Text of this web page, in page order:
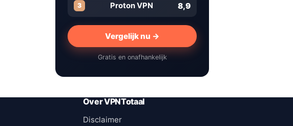
3 Proton VPN 8,9
Vergelijk nu →
Gratis en onafhankelijk
Over VPNTotaal
Disclaimer